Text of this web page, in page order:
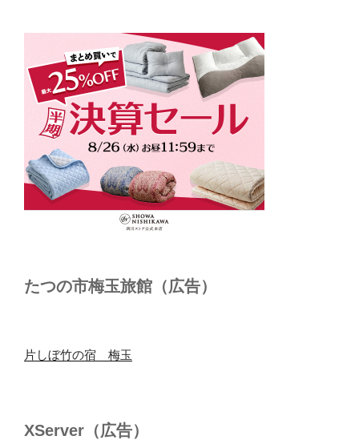
たつの市梅玉旅館（広告）
片しぼ竹の宿 梅玉
XServer（広告）